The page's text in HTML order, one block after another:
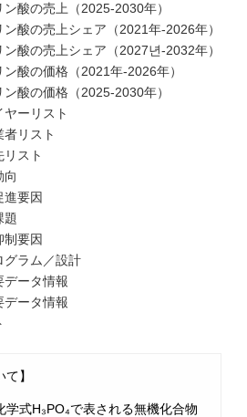
酸の売上（2025-2030年）
ン酸の売上シェア（2021年-2026年）
ン酸の売上シェア（2027년-2032年）
酸の価格（2021年-2026年）
酸の価格（2025-2030年）
ヤーリスト
者リスト
リスト
向
進要因
題
制要因
グラム／設計
データ情報
データ情報
】
式H₃PO₄で表される無機化合物